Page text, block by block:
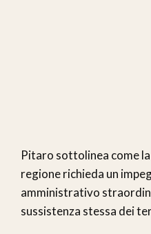
Pitaro sottolinea come
regione richieda un
amministrativo
sussistenza stessa dei